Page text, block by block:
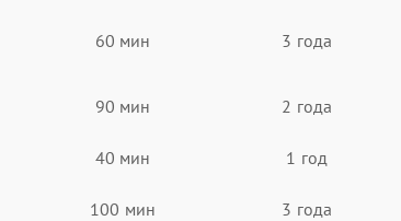
60 мин 3 года
90 мин 2 года
40 мин 1 год
100 мин 3 года